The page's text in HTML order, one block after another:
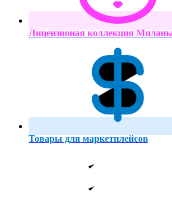
Лицензионая коллекция
Товары для маркетплейсов